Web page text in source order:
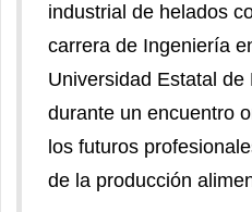
industrial de helados
carrera de Ingeniería
Universidad Estatal de
durante un encuentro
los futuros
de la producción